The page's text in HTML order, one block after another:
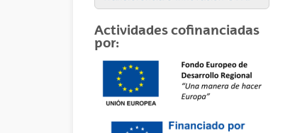
Actividades cofinanciadas
por: